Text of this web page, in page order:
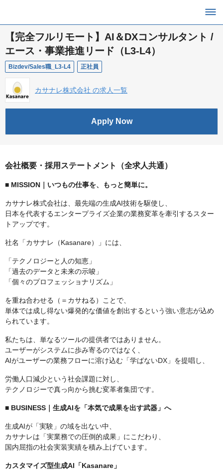
【完全フルリモート】AI＆DXコンサルタント /
エース・事業推進リード（L3-L4）
Bizdev/Sales職_L3-L4 正社員
カサナレ株式会社 の求人一覧
Apply Now
会社概要・採用ステートメント（全求人共通）
■ MISSION｜いつもの仕事を、もっと簡単に。
カサナレ株式会社は、最先端の生成AI技術を駆使し、
日本を代表するエンタープライズ企業の業務変革を牽引するスター
トアップです。
社名「カサナレ（Kasanare）」には、
「テクノロジーと人の知恵」
「過去のデータと未来の示唆」
「個々のプロフェッショナリズム」
を重ね合わせる（＝カサねる）ことで、
単体では成し得ない爆発的な価値を創出するという強い意志が込め
られています。
私たちは、単なるツールの提供者ではありません。
ユーザーがシステムに歩み寄るのではなく、
AIがユーザーの業務フローに溶け込む「学ばないDX」を提唱し、
労働人口減少という社会課題に対し、
テクノロジーで真っ向から挑む変革者集団です。
■ BUSINESS｜生成AIを「本気で成果を出す武器」へ
生成AIが「実験」の域を出ない中、
カサナレは「実業務での圧倒的成果」にこだわり、
国内屈指の社会実装実績を積み上げています。
カスタマイズ型生成AI「Kasanare」